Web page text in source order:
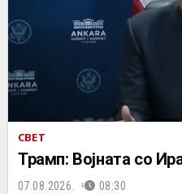
СВЕТ
Трамп: Војната со
07.08.2026. 08:30